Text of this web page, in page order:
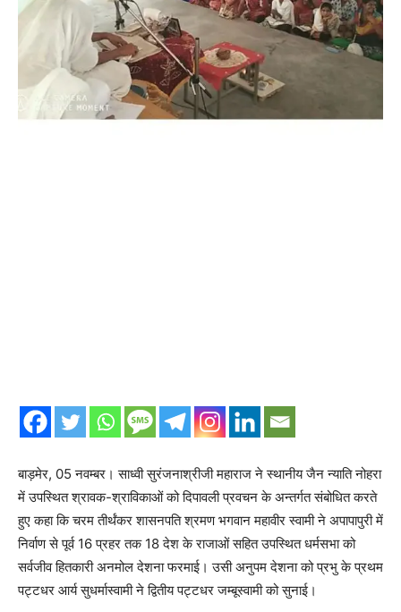
बाड़मेर, 05 नवम्बर। साध्वी सुरंजनाश्रीजी महाराज ने स्थानीय जैन न्याति नोहरा
में उपस्थित श्रावक-श्राविकाओं को दिपावली प्रवचन के अन्तर्गत संबोधित करते
हुए कहा कि चरम तीर्थंकर शासनपति श्रमण भगवान महावीर स्वामी ने अपापापुरी में
निर्वाण से पूर्व 16 प्रहर तक 18 देश के राजाओं सहित उपस्थित धर्मसभा को
सर्वजीव हितकारी अनमोल देशना फरमाई। उसी अनुपम देशना को प्रभु के प्रथम
पट्टधर आर्य सुधर्मास्वामी ने द्वितीय पट्टधर जम्बूस्वामी को सुनाई।